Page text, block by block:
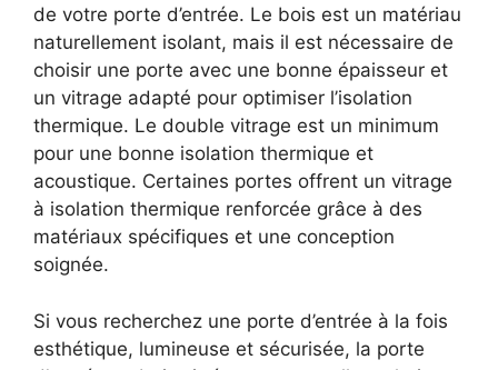
de votre porte d’entrée. Le bois est un matériau
naturellement isolant, mais il est nécessaire de
choisir une porte avec une bonne épaisseur et
un vitrage adapté pour optimiser l’isolation
thermique. Le double vitrage est un minimum
pour une bonne isolation thermique et
acoustique. Certaines portes offrent un vitrage
à isolation thermique renforcée grâce à des
matériaux spécifiques et une conception
soignée.
Si vous recherchez une porte d’entrée à la fois
esthétique, lumineuse et sécurisée, la porte